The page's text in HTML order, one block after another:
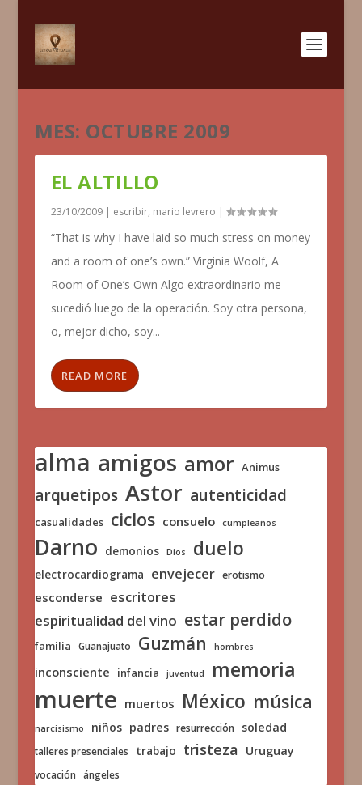
MES: OCTUBRE 2009
EL ALTILLO
23/10/2009| escribir, mario levrero |
“That is why I have laid so much stress on money
and a room of one’s own.” Virginia Woolf, A
Room of One’s Own Algo extraordinario me
sucedió luego de la operación. Soy otra persona,
o, mejor dicho, soy...
READ MORE
alma amigos amor Animus
arquetipos Astor autenticidad
casualidades ciclos consuelo cumpleaños
Darno demonios Dios duelo
electrocardiograma envejecer erotismo
esconderse escritores
espiritualidad del vino estar perdido
familia Guanajuato Guzmán hombres
inconsciente infancia juventud memoria
muerte muertos México música
narcisismo niños padres resurrección soledad
talleres presenciales trabajo tristeza Uruguay
vocación ángeles